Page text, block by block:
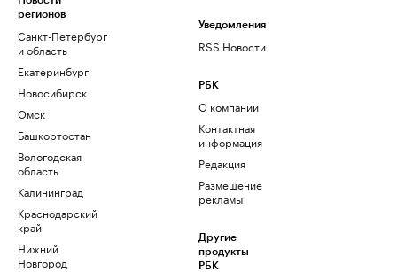
регионов
Санкт-Петербург
и область
Екатеринбург
Новосибирск
Омск
Башкортостан
Вологодская
область
Калининград
Краснодарский
край
Нижний
Новгород
Уведомления
RSS Новости
РБК
О компании
Контактная
информация
Редакция
Размещение
рекламы
Другие
продукты
РБК